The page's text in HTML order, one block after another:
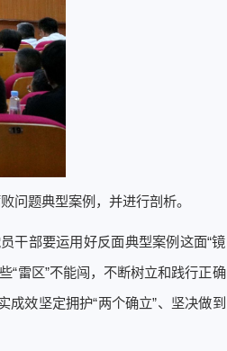
问题典型案例，并进行剖析。
干部要运用好反面典型案例这面“镜
“雷区”不能闯，不断树立和践行正确
效坚定拥护“两个确立”、坚决做到